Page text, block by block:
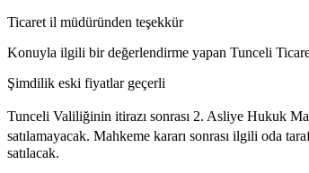
Ticaret il müdüründen teşekkür
Konuyla ilgili bir değerlendirme yapan Tunceli
Şimdilik eski fiyatlar geçerli
Tunceli Valiliğinin itirazı sonrası 2. Asliye Hukuk
satılamayacak. Mahkeme kararı sonrası ilgili oda
satılacak.